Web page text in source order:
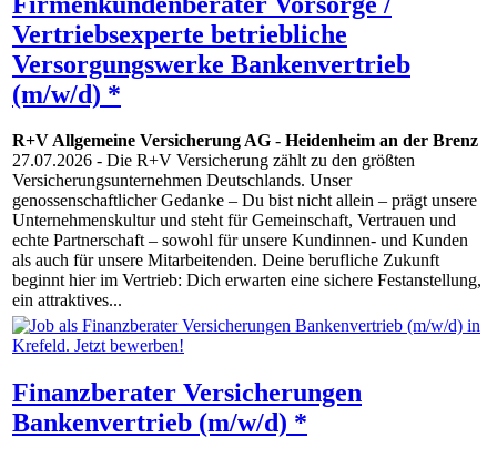
Vertriebsexperte betriebliche
Versorgungswerke Bankenvertrieb
(m/w/d) *
R+V Allgemeine Versicherung AG - Heidenheim an der Brenz
27.07.2026 - Die R+V Versicherung zählt zu den größten
Versicherungsunternehmen Deutschlands. Unser
genossenschaftlicher Gedanke – Du bist nicht allein – prägt unsere
Unternehmenskultur und steht für Gemeinschaft, Vertrauen und
echte Partnerschaft – sowohl für unsere Kundinnen- und Kunden
als auch für unsere Mitarbeitenden. Deine berufliche Zukunft
beginnt hier im Vertrieb: Dich erwarten eine sichere Festanstellung,
ein attraktives...
Finanzberater Versicherungen
Bankenvertrieb (m/w/d) *